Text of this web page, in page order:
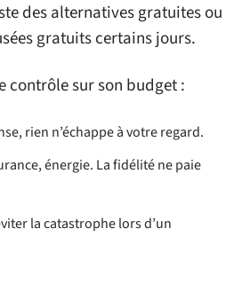
des alternatives gratuites ou
gratuits certains jours.
contrôle sur son budget :
rien n’échappe à votre regard.
énergie. La fidélité ne paie
la catastrophe lors d’un